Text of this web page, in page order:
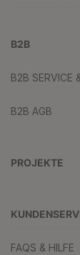
B2B
B2B SERVICE
B2B AGB
PROJEKTE
FAQS & HILFE